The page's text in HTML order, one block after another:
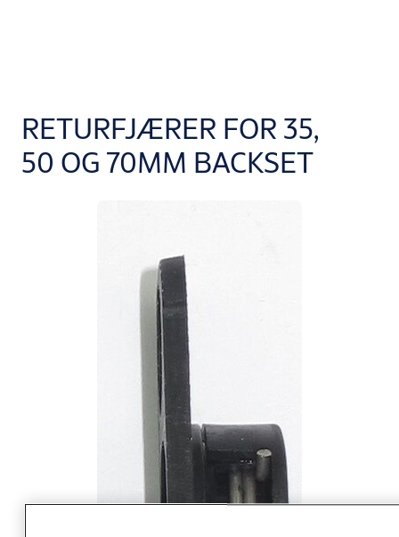
RETURFJÆRER FOR 35,
50 OG 70MM BACKSET